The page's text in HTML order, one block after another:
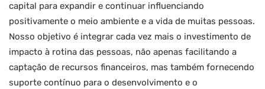
capital para expandir e continuar influenciando
positivamente o meio ambiente e a vida de muitas pessoas.
Nosso objetivo é integrar cada vez mais o investimento de
impacto à rotina das pessoas, não apenas facilitando a
captação de recursos financeiros, mas também fornecendo
suporte contínuo para o desenvolvimento e o